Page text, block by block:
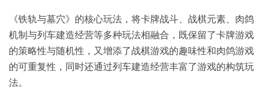
《铁轨与墓穴》的核心玩法，将卡牌战斗、战棋元素、肉鸽
机制与列车建造经营等多种玩法相融合，既保留了卡牌游戏
的策略性与随机性，又增添了战棋游戏的趣味性和肉鸽游戏
的可重复性，同时还通过列车建造经营丰富了游戏的构筑玩
法。